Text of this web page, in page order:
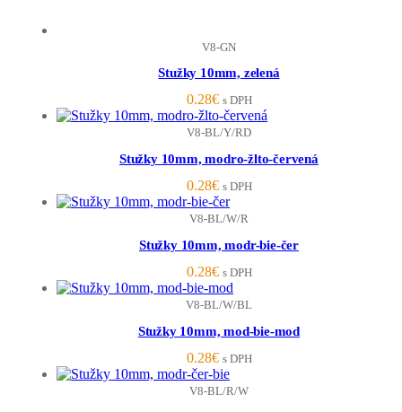
V8-GN
Stužky 10mm, zelená
0.28€ s DPH
V8-BL/Y/RD
Stužky 10mm, modro-žlto-červená
0.28€ s DPH
V8-BL/W/R
Stužky 10mm, modr-bie-čer
0.28€ s DPH
V8-BL/W/BL
Stužky 10mm, mod-bie-mod
0.28€ s DPH
V8-BL/R/W